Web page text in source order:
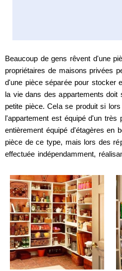
Beaucoup de gens rêvent d'une
propriétaires de maisons privées
d'une pièce séparée pour stocker
la vie dans des appartements
petite pièce. Cela se produit si
l'appartement est équipé d'un très
entièrement équipé d'étagères en
pièce de ce type, mais lors des
effectuée indépendamment,